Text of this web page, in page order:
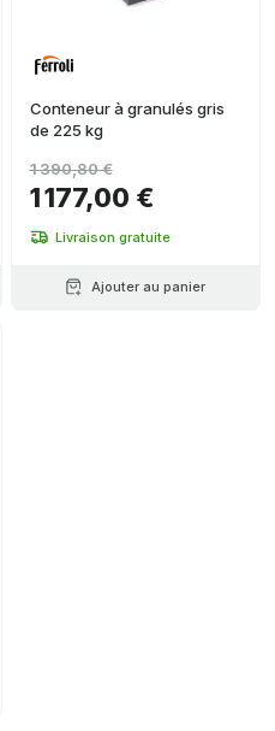
Conteneur à granulés gris
de 225 kg
1 177,00 €
1 390,80 €
Livraison gratuite
Ajouter au panier